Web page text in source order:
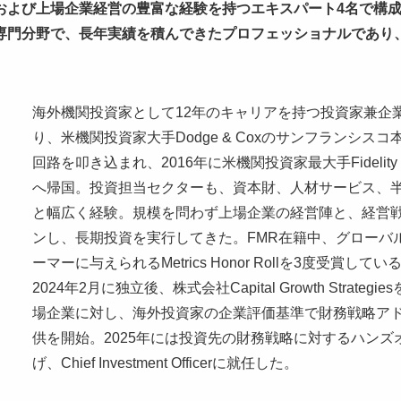
び上場企業経営の豊富な経験を持つエキスパート4名で構
分野で、長年実績を積んできたプロフェッショナルであ
海外機関投資家として12年のキャリアを持つ投資家兼企
り、米機関投資家大手Dodge & Coxのサンフランシスコ
回路を叩き込まれ、2016年に米機関投資家最大手
へ帰国。投資担当セクターも、資本財、人材サービス、
と幅広く経験。規模を問わず上場企業の経営陣と、経営
ンし、長期投資を実行してきた。FMR在籍中、グロー
ーマーに与えられるMetrics Honor Rollを3度受賞してい
2024年2月に独立後、株式会社Capital Growth
場企業に対し、海外投資家の企業評価基準で財務戦略ア
供を開始。2025年には投資先の財務戦略に対するハン
げ、Chief Investment Officerに就任した。